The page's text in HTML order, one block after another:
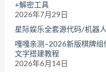
+解密工具
2026年7月29日
星际娱乐全套源代码/机器
嘎嘎亲测–2026新版棋牌
文字搭建教程
2026年6月14日